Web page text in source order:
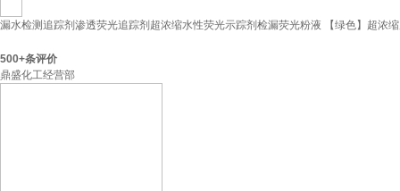
漏水检测追踪剂渗透荧光追踪剂超浓缩水性荧光示踪剂检漏荧光粉液 【绿色】超浓
500+条评价
鼎盛化工经营部